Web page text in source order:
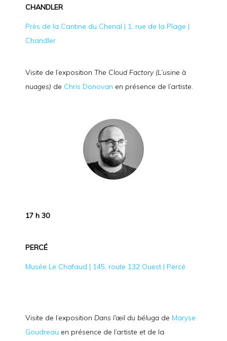
CHANDLER
Près de la Cantine du Chenal | 1, rue de la Plage |
Chandler
Visite de l’exposition The Cloud Factory (L’usine à
nuages) de Chris Donovan en présence de l’artiste.
17 h 30
PERCÉ
Musée Le Chafaud | 145, route 132 Ouest | Percé
Visite de l’exposition Dans l’œil du béluga de Maryse
Goudreau en présence de l’artiste et de la